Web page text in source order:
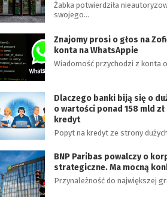
Żabka potwierdziła
swojego…
Znajomy prosi o głos na
konta na WhatsAppie
Wiadomość przychodzi z konta
Dlaczego banki biją się o
o wartości ponad 158 mld
kredyt
Popyt na kredyt ze strony
BNP Paribas powalczy o
strategiczne. Ma mocną
Przynależność do największej